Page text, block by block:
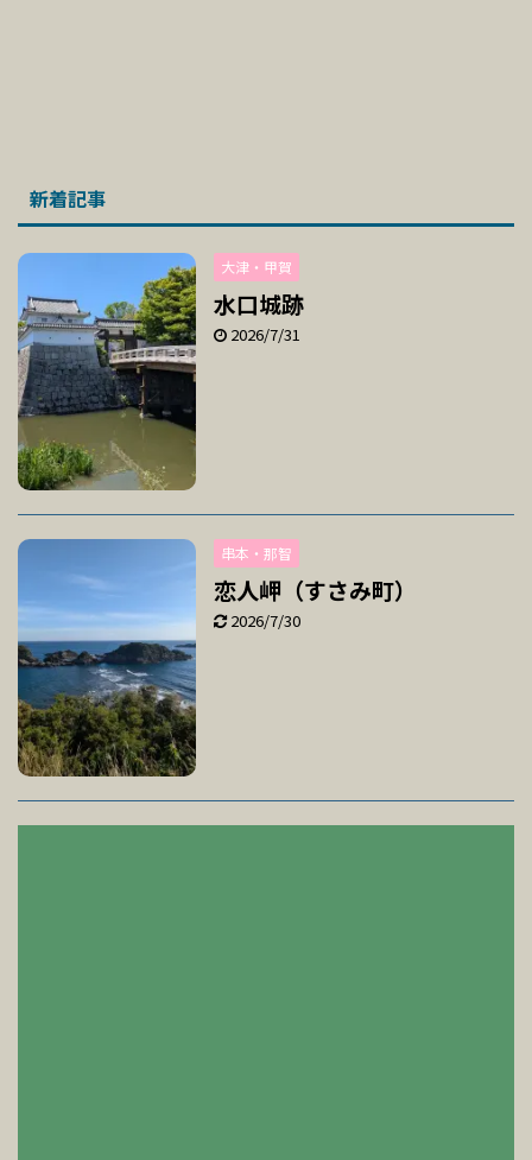
新着記事
大津・甲賀
水口城跡
2026/7/31
串本・那智
恋人岬（すさみ町）
2026/7/30